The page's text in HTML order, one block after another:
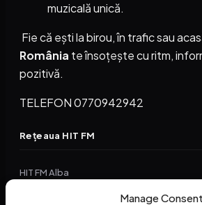
Manage Consent
muzicală unică.
Fie că ești la birou, în trafic sau
România te însoțește cu ritm,
pozitivă.
TELEFON 0770942942
Rețeaua HIT FM
HIT FM Alba